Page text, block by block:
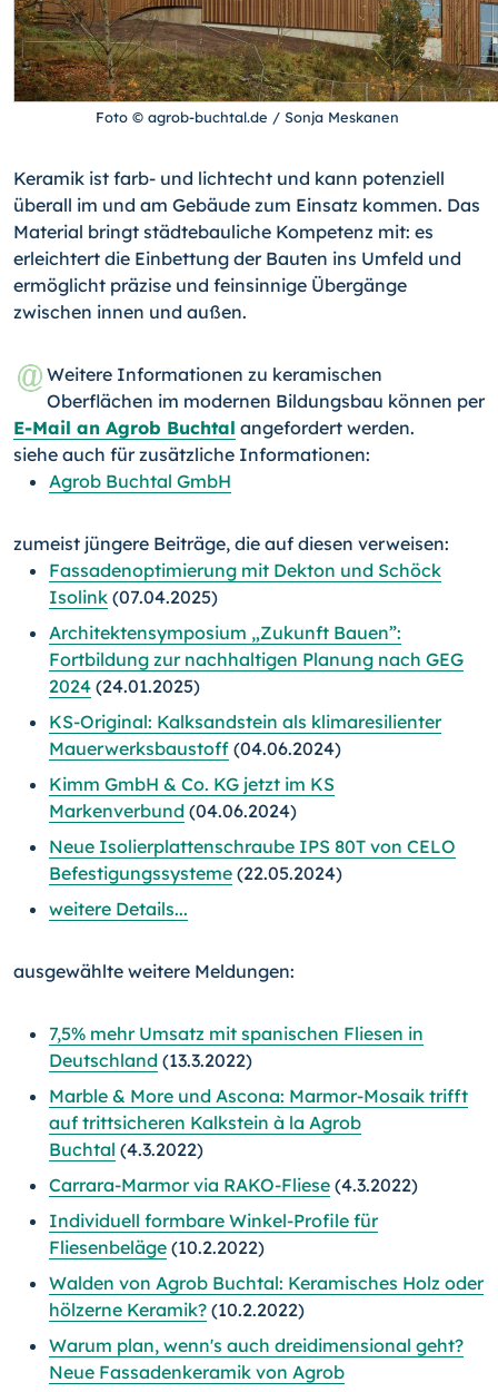
Foto © agrob-buchtal.de / Sonja Meskanen
Keramik ist farb- und lichtecht und kann potenziell
überall im und am Gebäude zum Einsatz kommen. Das
Material bringt städtebauliche Kompetenz mit: es
erleichtert die Einbettung der Bauten ins Umfeld und
ermöglicht präzise und feinsinnige Übergänge
zwischen innen und außen.
Weitere Informationen zu keramischen
Oberflächen im modernen Bildungsbau können per
E-Mail an Agrob Buchtal angefordert werden.
siehe auch für zusätzliche Informationen:
Agrob Buchtal GmbH
zumeist jüngere Beiträge, die auf diesen verweisen:
Fassadenoptimierung mit Dekton und Schöck
Isolink (07.04.2025)
Architektensymposium „Zukunft Bauen”:
Fortbildung zur nachhaltigen Planung nach GEG
2024 (24.01.2025)
KS-Original: Kalksandstein als klimaresilienter
Mauerwerksbaustoff (04.06.2024)
Kimm GmbH & Co. KG jetzt im KS
Markenverbund (04.06.2024)
Neue Isolierplattenschraube IPS 80T von CELO
Befestigungssysteme (22.05.2024)
weitere Details...
ausgewählte weitere Meldungen:
7,5% mehr Umsatz mit spanischen Fliesen in
Deutschland (13.3.2022)
Marble & More und Ascona: Marmor-Mosaik trifft
auf trittsicheren Kalkstein à la Agrob
Buchtal (4.3.2022)
Carrara-Marmor via RAKO-Fliese (4.3.2022)
Individuell formbare Winkel-Profile für
Fliesenbeläge (10.2.2022)
Walden von Agrob Buchtal: Keramisches Holz oder
hölzerne Keramik? (10.2.2022)
Warum plan, wenn's auch dreidimensional geht?
Neue Fassadenkeramik von Agrob